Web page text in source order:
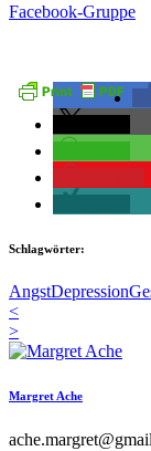
Facebook-Gruppe
Schlagwörter:
AngstDepression
<
>
Margret Ache